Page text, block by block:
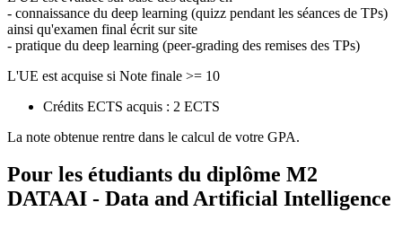
- connaissance du deep learning (quizz pendant les séances de TPs)
ainsi qu'examen final écrit sur site
- pratique du deep learning (peer-grading des remises des TPs)
L'UE est acquise si Note finale >= 10
Crédits ECTS acquis : 2 ECTS
La note obtenue rentre dans le calcul de votre GPA.
Pour les étudiants du diplôme M2
DATAAI - Data and Artificial Intelligence